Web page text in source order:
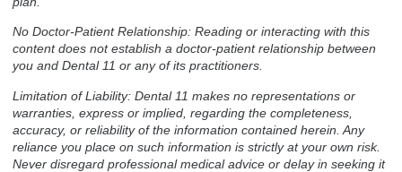
No Doctor-Patient Relationship: Reading or interacting with this
content does not establish a doctor-patient relationship between
you and Dental 11 or any of its practitioners.
Limitation of Liability: Dental 11 makes no representations or
warranties, express or implied, regarding the completeness,
accuracy, or reliability of the information contained herein. Any
reliance you place on such information is strictly at your own risk.
Never disregard professional medical advice or delay in seeking it